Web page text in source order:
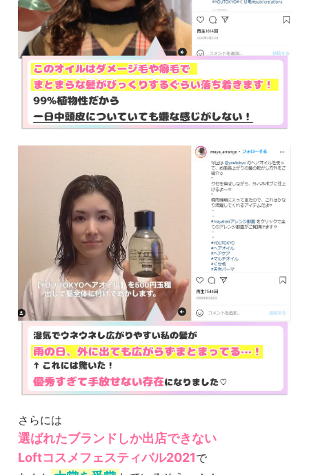
さらには
選ばれたブランドしか出店できない
Loftコスメフェスティバル2021で